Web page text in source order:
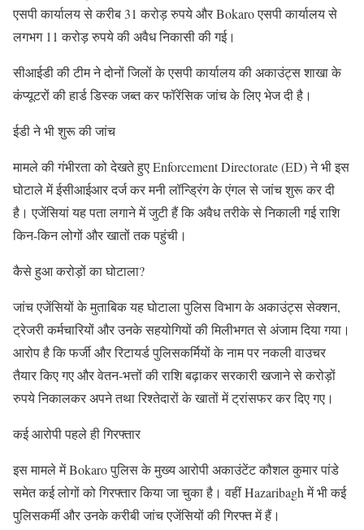
एसपी कार्यालय से करीब 31 करोड़ रुपये और Bokaro एसपी कार्यालय से
लगभग 11 करोड़ रुपये की अवैध निकासी की गई।
सीआईडी की टीम ने दोनों जिलों के एसपी कार्यालय की अकाउंट्स शाखा के
कंप्यूटरों की हार्ड डिस्क जब्त कर फॉरेंसिक जांच के लिए भेज दी है।
ईडी ने भी शुरू की जांच
मामले की गंभीरता को देखते हुए Enforcement Directorate (ED) ने भी इस
घोटाले में ईसीआईआर दर्ज कर मनी लॉन्ड्रिंग के एंगल से जांच शुरू कर दी
है। एजेंसियां यह पता लगाने में जुटी हैं कि अवैध तरीके से निकाली गई राशि
किन-किन लोगों और खातों तक पहुंची।
कैसे हुआ करोड़ों का घोटाला?
जांच एजेंसियों के मुताबिक यह घोटाला पुलिस विभाग के अकाउंट्स सेक्शन,
ट्रेजरी कर्मचारियों और उनके सहयोगियों की मिलीभगत से अंजाम दिया गया।
आरोप है कि फर्जी और रिटायर्ड पुलिसकर्मियों के नाम पर नकली वाउचर
तैयार किए गए और वेतन-भत्तों की राशि बढ़ाकर सरकारी खजाने से करोड़ों
रुपये निकालकर अपने तथा रिश्तेदारों के खातों में ट्रांसफर कर दिए गए।
कई आरोपी पहले ही गिरफ्तार
इस मामले में Bokaro पुलिस के मुख्य आरोपी अकाउंटेंट कौशल कुमार पांडे
समेत कई लोगों को गिरफ्तार किया जा चुका है। वहीं Hazaribagh में भी कई
पुलिसकर्मी और उनके करीबी जांच एजेंसियों की गिरफ्त में हैं।